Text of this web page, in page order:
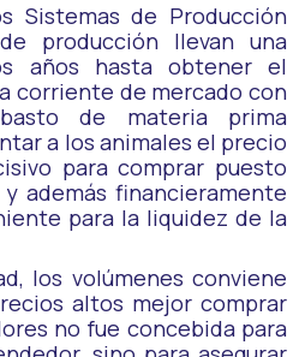
Sistemas de Producción
producción llevan una
años hasta obtener el
corriente de mercado con
de materia prima
a los animales el precio
para comprar puesto
además financieramente
para la liquidez de la
los volúmenes conviene
altos mejor comprar
no fue concebida para